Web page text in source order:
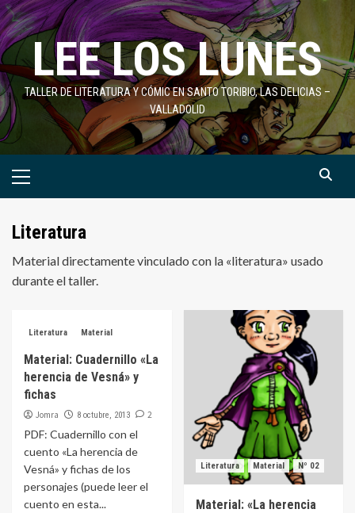
Saltar
al
contenidoLEE LOS LUNES
TALLER DE LITERATURA Y CÓMIC EN SANTO TORIBIO, LAS DELICIAS –
VALLADOLID
Menú
Literatura
Material directamente vinculado con la «literatura» usado
durante el taller.
Literatura Material
Material: Cuadernillo «La
herencia de Vesná» y
fichas
Jomra 8 octubre, 2013 2
PDF: Cuadernillo con el
cuento «La herencia de
Vesná» y fichas de los
personajes (puede leer el
cuento en esta...
Literatura Material Nº 02
Material: «La herencia